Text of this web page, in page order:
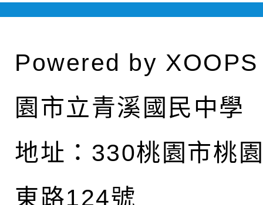
Powered by XOOPS
園市立青溪國民中學
地址： 330桃園市桃
東路124號